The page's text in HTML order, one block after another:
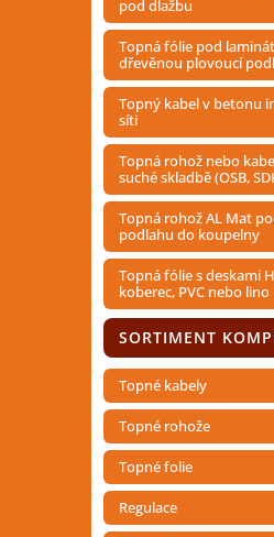
pod dlažbu
Topná fólie pod
dřevěnou plovoucí
Topný kabel v betonu
síti
Topná rohož nebo
suché skladbě (OSB,
Topná rohož AL Mat
podlahu do koupelny
Topná fólie s deskami
koberec, PVC nebo lino
SORTIMENT
Topné kabely
Topné rohože
Topné folie
Regulace